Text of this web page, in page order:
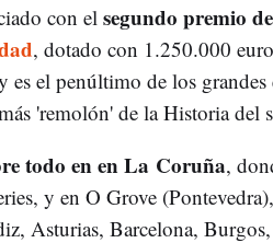
con el segundo premio
, dotado con 1.250.000
es el penúltimo de los grandes
'remolón' de la Historia del
todo en en La Coruña,
y en O Grove
Asturias, Barcelona,